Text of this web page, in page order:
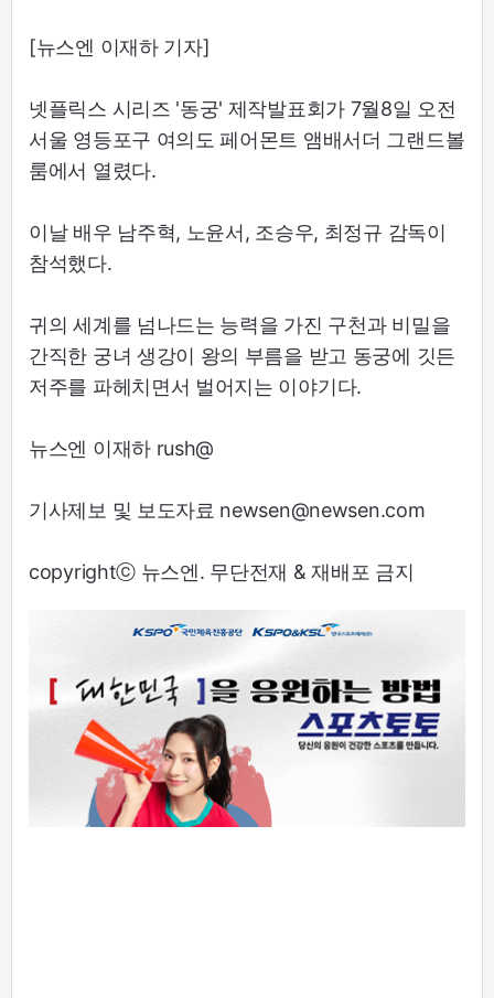
[뉴스엔 이재하 기자]
넷플릭스 시리즈 '동궁' 제작발표회가 7월8일 오전
서울 영등포구 여의도 페어몬트 앰배서더 그랜드볼
룸에서 열렸다.
이날 배우 남주혁, 노윤서, 조승우, 최정규 감독이
참석했다.
귀의 세계를 넘나드는 능력을 가진 구천과 비밀을
간직한 궁녀 생강이 왕의 부름을 받고 동궁에 깃든
저주를 파헤치면서 벌어지는 이야기다.
뉴스엔 이재하 rush@
기사제보 및 보도자료 newsen@newsen.com
copyrightⓒ 뉴스엔. 무단전재 & 재배포 금지